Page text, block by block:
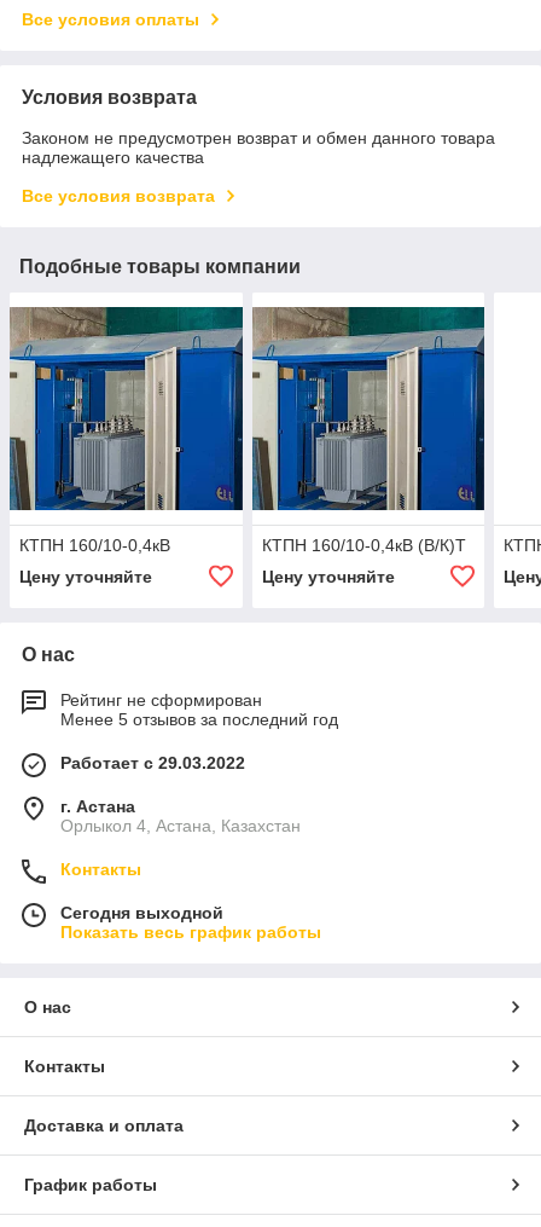
Все условия оплаты
Условия возврата
Законом не предусмотрен возврат и обмен данного товара
надлежащего качества
Все условия возврата
Подобные товары компании
КТПН 160/10-0,4кВ
Цену уточняйте
КТПН 160/10-0,4кВ (В/К)Т
Цену уточняйте
О нас
Рейтинг не сформирован
Менее 5 отзывов за последний год
Работает с 29.03.2022
г. Астана
Орлыкол 4, Астана, Казахстан
Контакты
Сегодня выходной
Показать весь график работы
О нас
Контакты
Доставка и оплата
График работы